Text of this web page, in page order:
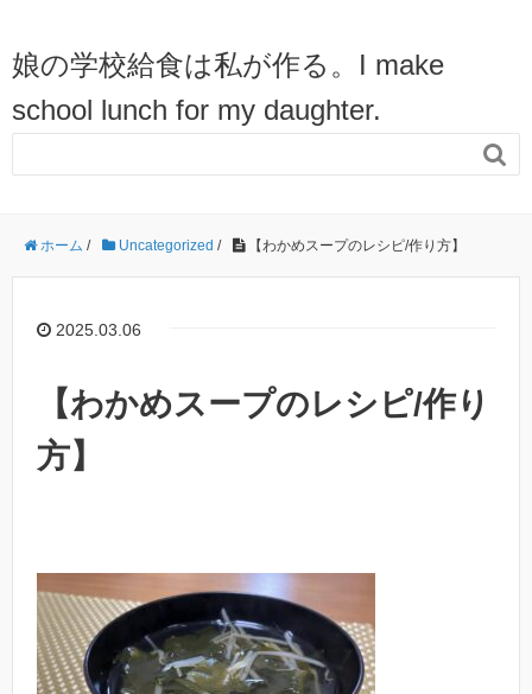
娘の学校給食は私が作る。I make
school lunch for my daughter.

ホーム / Uncategorized / 【わかめスープのレシピ/作り方】
2025.03.06
【わかめスープのレシピ/作り
方】